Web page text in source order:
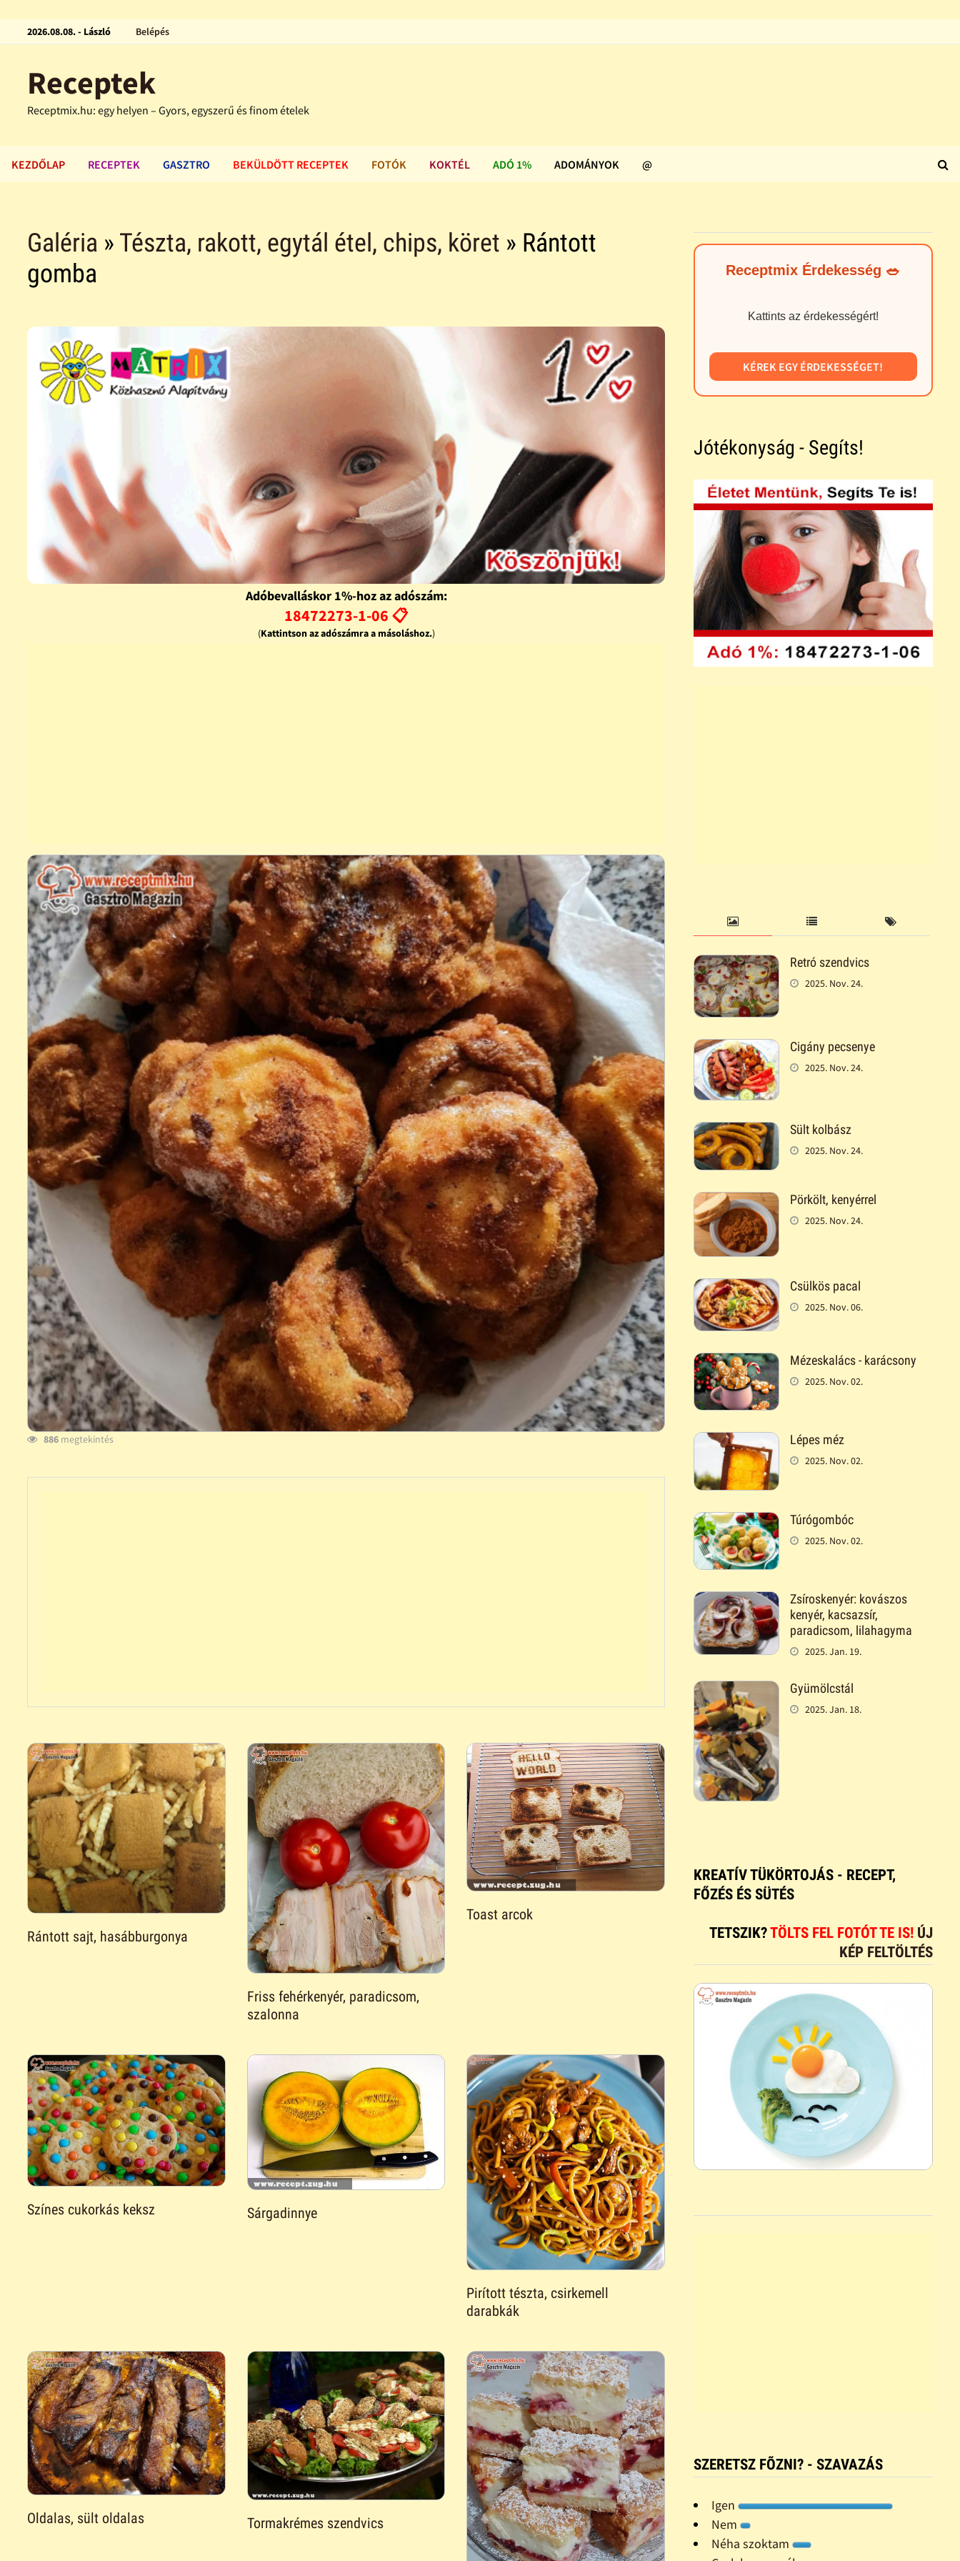
2026.08.08. - László Belépés
Receptek
Receptmix.hu: egy helyen – Gyors, egyszerű és finom ételek
KEZDŐLAP RECEPTEK GASZTRO BEKÜLDÖTT RECEPTEK FOTÓK KOKTÉL ADÓ 1% ADOMÁNYOK @
Galéria » Tészta, rakott, egytál étel, chips, köret » Rántott
gomba
Adóbevalláskor 1%-hoz az adószám:
18472273-1-06 📋
(Kattintson az adószámra a másoláshoz.)
886 megtekintés
Rántott sajt, hasábburgonya
Friss fehérkenyér, paradicsom,
szalonna
Toast arcok
Színes cukorkás keksz Sárgadinnye
Pirított tészta, csirkemell
darabkák
Oldalas, sült oldalas Tormakrémes szendvics
Receptmix Érdekesség 🥗
Kattints az érdekességért!
KÉREK EGY ÉRDEKESSÉGET!
Jótékonyság - Segíts!
Retró szendvics
2025. Nov. 24.
Cigány pecsenye
2025. Nov. 24.
Sült kolbász
2025. Nov. 24.
Pörkölt, kenyérrel
2025. Nov. 24.
Csülkös pacal
2025. Nov. 06.
Mézeskalács - karácsony
2025. Nov. 02.
Lépes méz
2025. Nov. 02.
Túrógombóc
2025. Nov. 02.
Zsíroskenyér: kovászos
kenyér, kacsazsír,
paradicsom, lilahagyma
2025. Jan. 19.
Gyümölcstál
2025. Jan. 18.
KREATÍV TÜKÖRTOJÁS - RECEPT,
FŐZÉS ÉS SÜTÉS
TETSZIK?TÖLTS FEL FOTÓT TE IS! ÚJ
KÉP FELTÖLTÉS
SZERETSZ FÕZNI? - SZAVAZÁS
Igen
Nem
Néha szoktam